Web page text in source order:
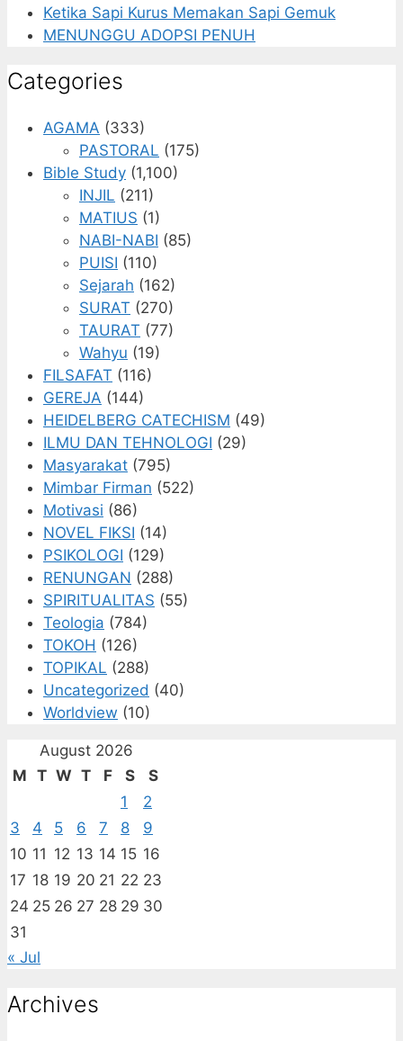
Ketika Sapi Kurus Memakan Sapi Gemuk
MENUNGGU ADOPSI PENUH
Categories
AGAMA (333)
PASTORAL (175)
Bible Study (1,100)
INJIL (211)
MATIUS (1)
NABI-NABI (85)
PUISI (110)
Sejarah (162)
SURAT (270)
TAURAT (77)
Wahyu (19)
FILSAFAT (116)
GEREJA (144)
HEIDELBERG CATECHISM (49)
ILMU DAN TEHNOLOGI (29)
Masyarakat (795)
Mimbar Firman (522)
Motivasi (86)
NOVEL FIKSI (14)
PSIKOLOGI (129)
RENUNGAN (288)
SPIRITUALITAS (55)
Teologia (784)
TOKOH (126)
TOPIKAL (288)
Uncategorized (40)
Worldview (10)
August 2026
M T W T F S
S
1
2
3
4 5 6 7 8
9
10 11 12 13 14 15 16
17 18 19 20 21 22 23
24 25 26 27 28 29 30
31
« Jul
Archives